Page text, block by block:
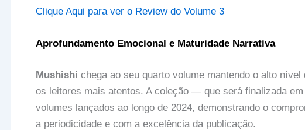
Clique Aqui para ver o Review do Volume 3
Aprofundamento Emocional e Maturidade Narrativa
Mushishi chega ao seu quarto volume mantendo o alto
os leitores mais atentos. A coleção — que será finalizada
volumes lançados ao longo de 2024, demonstrando o
a periodicidade e com a excelência da publicação.